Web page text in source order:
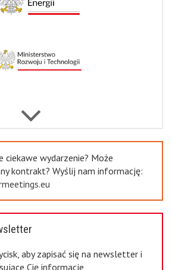
ciekawe wydarzenie? Może
kontrakt? Wyślij nam informację:
aby zapisać się na newsletter i
Cię informacje